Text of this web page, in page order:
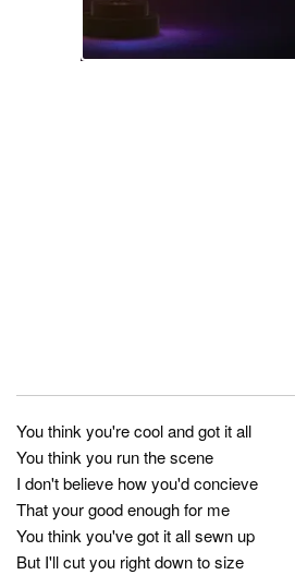
You think you're cool and got it all
You think you run the scene
I don't believe how you'd concieve
That your good enough for me
You think you've got it all sewn up
But I'll cut you right down to size